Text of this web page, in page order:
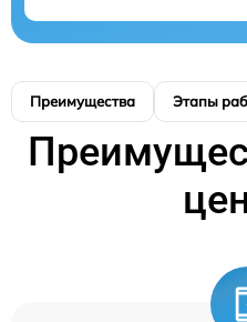
Преимущества Этапы